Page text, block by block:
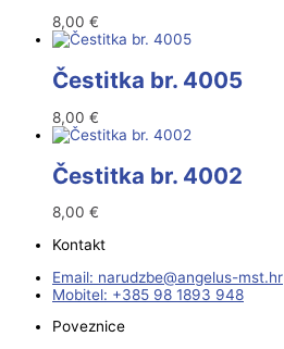
8,00 €
Čestitka br. 4005
8,00 €
Čestitka br. 4002
8,00 €
Kontakt
Email:
rh.tsm-sulegna
@ebzduran
Mobitel: +385 98 1893 948
Poveznice